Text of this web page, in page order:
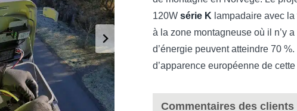
120W série K lampadaire avec
à la zone montagneuse où il n’y
d’énergie peuvent atteindre 70
d’apparence européenne de cette
Commentaires des clients